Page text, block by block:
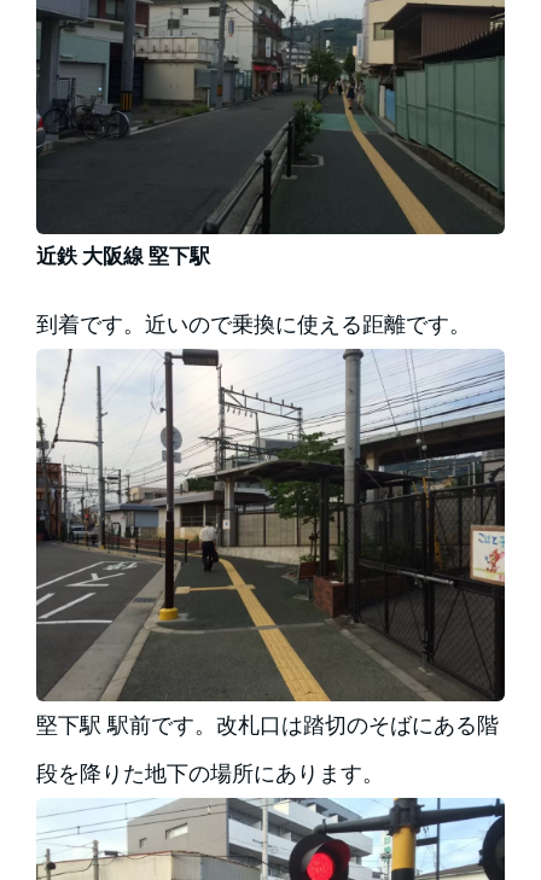
近鉄 大阪線 堅下駅
到着です。近いので乗換に使える距離です。
堅下駅 駅前です。改札口は踏切のそばにある階
段を降りた地下の場所にあります。